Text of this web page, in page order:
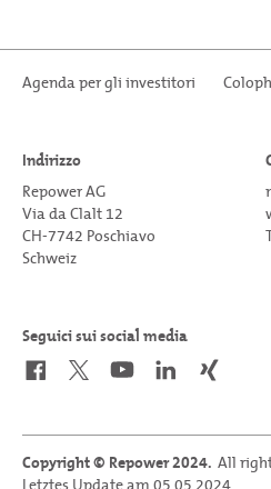
Agenda per gli investitori
Indirizzo
Repower AG
Via da Clalt 12
CH-7742 Poschiavo
Schweiz
Seguici sui social media
Copyright © Repower 2024. All